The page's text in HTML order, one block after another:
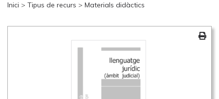
Inici > Tipus de recurs > Materials didàctics